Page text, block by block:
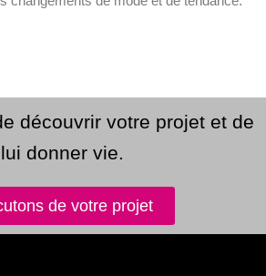
découvrir votre projet et de
lui donner vie.
de votre projet